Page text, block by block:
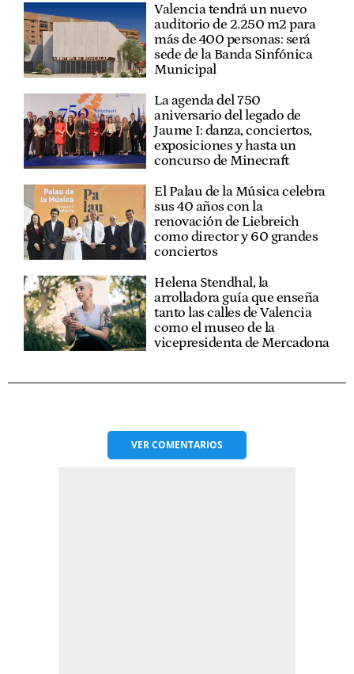
Valencia tendrá un nuevo
auditorio de 2.250 m2 para
más de 400 personas: será
sede de la Banda Sinfónica
Municipal
La agenda del 750
aniversario del legado de
Jaume I: danza, conciertos,
exposiciones y hasta un
concurso de Minecraft
El Palau de la Música celebra
sus 40 años con la
renovación de Liebreich
como director y 60 grandes
conciertos
Helena Stendhal, la
arrolladora guía que enseña
tanto las calles de Valencia
como el museo de la
vicepresidenta de Mercadona
VERCOMENTARIOS